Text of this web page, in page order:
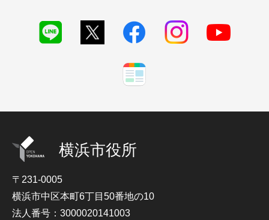
横浜市役所
〒231-0005
横浜市中区本町6丁目50番地の10
法人番号：3000020141003